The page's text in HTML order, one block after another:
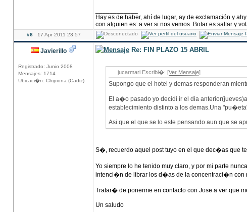
Hay es de haber, ahí de lugar, ay de exclamación y
con alguien es: a ver si nos vemos. Botar es saltar y
#6 17 Apr 2011 23:57
Javierillo
Registrado: Junio 2008
Mensajes: 1714
Ubicaci�n: Chipiona (Cadiz)
Re: FIN PLAZO 15 ABRIL
jucarmari Escribi�: [Ver Mensaje]
Supongo que el hotel y demas responderan
El a�o pasado yo decidi ir el dia
establecimiento distinto a los demas.Una
Asi que el que se lo este pensando aun que se
S�, recuerdo aquel post tuyo en el que dec�as que
Yo siempre lo he tenido muy claro, y por mi parte
intenci�n de librar los d�as de la concentraci�n con
Tratar� de ponerme en contacto con Jose a ver que
Un saludo